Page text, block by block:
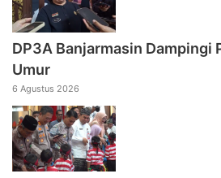
DP3A Banjarmasin Dampingi
Umur
6 Agustus 2026